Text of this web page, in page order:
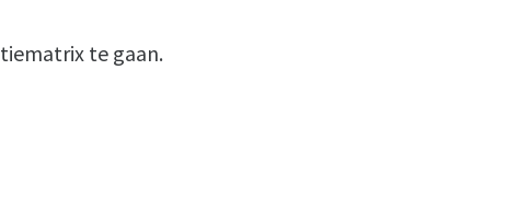
te gaan.